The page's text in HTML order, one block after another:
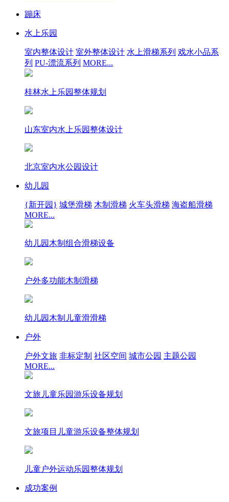
蹦床
水上乐园
室内整体设计 室外整体设计 水上滑梯系列 戏水小品系
列 PU-漂流系列 MORE...
桂林水上乐园整体规划
山东室内水上乐园整体设计
北京室内水公园设计
幼儿园
{新开园} 城堡滑梯 木制滑梯 火车头滑梯 海盗船滑梯
MORE...
幼儿园木制组合滑梯设备
户外多功能木制滑梯
幼儿园木制儿童滑滑梯
户外
户外文旅 非标定制 社区空间 城市公园 主题公园
MORE...
文旅儿童乐园游乐设备规划
文旅项目儿童游乐设备整体规划
儿童户外运动乐园整体规划
成功案例